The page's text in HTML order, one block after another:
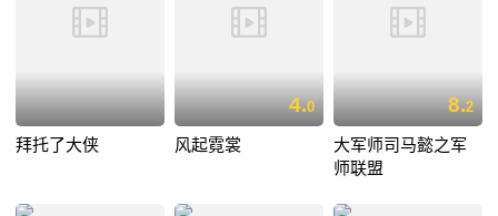
拜托了大侠
4.0
风起霓裳
8.2
大军师司马懿之军
师联盟